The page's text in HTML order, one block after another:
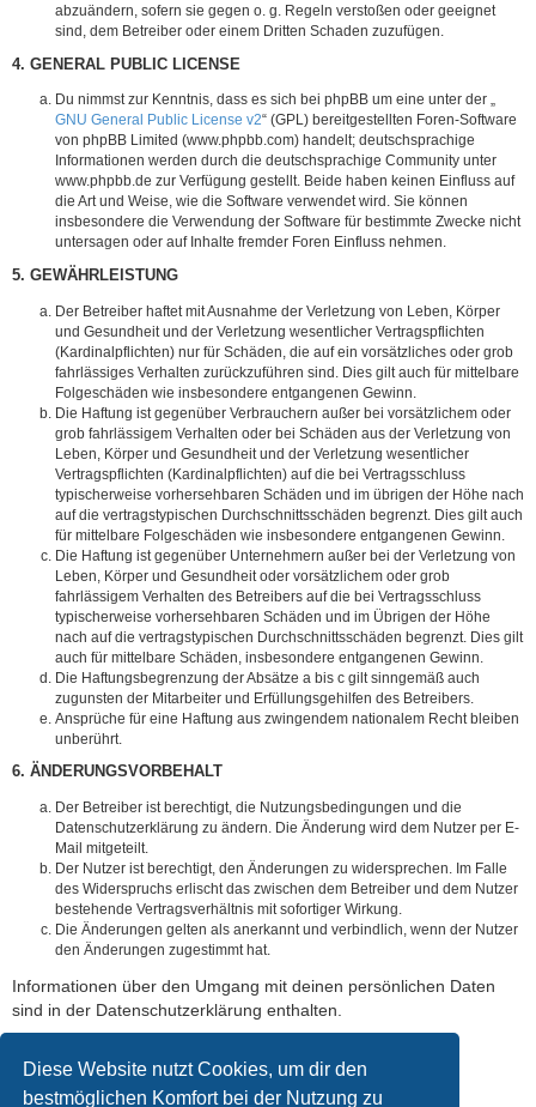
Diese Website nutzt Cookies, um dir den
bestmöglichen Komfort bei der Nutzung zu
abzuändern, sofern sie gegen o. g. Regeln verstoßen oder geeignet
sind, dem Betreiber oder einem Dritten Schaden zuzufügen.
4. GENERAL PUBLIC LICENSE
Du nimmst zur Kenntnis, dass es sich bei phpBB um eine unter der „
GNU General Public License v2“ (GPL) bereitgestellten Foren-Software
von phpBB Limited (www.phpbb.com) handelt; deutschsprachige
Informationen werden durch die deutschsprachige Community unter
www.phpbb.de zur Verfügung gestellt. Beide haben keinen Einfluss auf
die Art und Weise, wie die Software verwendet wird. Sie können
insbesondere die Verwendung der Software für bestimmte Zwecke nicht
untersagen oder auf Inhalte fremder Foren Einfluss nehmen.
5. GEWÄHRLEISTUNG
Der Betreiber haftet mit Ausnahme der Verletzung von Leben, Körper
und Gesundheit und der Verletzung wesentlicher Vertragspflichten
(Kardinalpflichten) nur für Schäden, die auf ein vorsätzliches oder grob
fahrlässiges Verhalten zurückzuführen sind. Dies gilt auch für mittelbare
Folgeschäden wie insbesondere entgangenen Gewinn.
Die Haftung ist gegenüber Verbrauchern außer bei vorsätzlichem oder
grob fahrlässigem Verhalten oder bei Schäden aus der Verletzung von
Leben, Körper und Gesundheit und der Verletzung wesentlicher
Vertragspflichten (Kardinalpflichten) auf die bei Vertragsschluss
typischerweise vorhersehbaren Schäden und im übrigen der Höhe nach
auf die vertragstypischen Durchschnittsschäden begrenzt. Dies gilt auch
für mittelbare Folgeschäden wie insbesondere entgangenen Gewinn.
Die Haftung ist gegenüber Unternehmern außer bei der Verletzung von
Leben, Körper und Gesundheit oder vorsätzlichem oder grob
fahrlässigem Verhalten des Betreibers auf die bei Vertragsschluss
typischerweise vorhersehbaren Schäden und im Übrigen der Höhe
nach auf die vertragstypischen Durchschnittsschäden begrenzt. Dies gilt
auch für mittelbare Schäden, insbesondere entgangenen Gewinn.
Die Haftungsbegrenzung der Absätze a bis c gilt sinngemäß auch
zugunsten der Mitarbeiter und Erfüllungsgehilfen des Betreibers.
Ansprüche für eine Haftung aus zwingendem nationalem Recht bleiben
unberührt.
6. ÄNDERUNGSVORBEHALT
Der Betreiber ist berechtigt, die Nutzungsbedingungen und die
Datenschutzerklärung zu ändern. Die Änderung wird dem Nutzer per E-
Mail mitgeteilt.
Der Nutzer ist berechtigt, den Änderungen zu widersprechen. Im Falle
des Widerspruchs erlischt das zwischen dem Betreiber und dem Nutzer
bestehende Vertragsverhältnis mit sofortiger Wirkung.
Die Änderungen gelten als anerkannt und verbindlich, wenn der Nutzer
den Änderungen zugestimmt hat.
Informationen über den Umgang mit deinen persönlichen Daten
sind in der Datenschutzerklärung enthalten.